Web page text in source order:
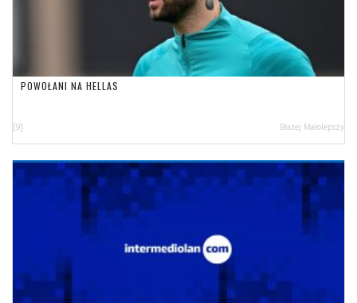
POWOŁANI NA HELLAS
[9] Błażej Małolepszy